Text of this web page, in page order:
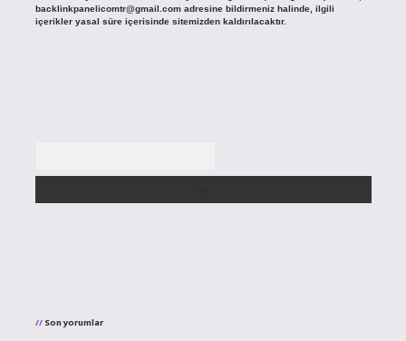
backlinkpanelicomtr@gmail.comadresine bildirmeniz halinde, ilgili
içerikler yasal süre içerisinde sitemizden kaldırılacaktır.
Son yorumlar